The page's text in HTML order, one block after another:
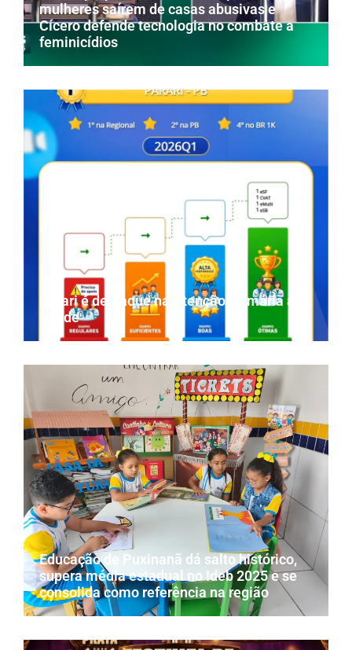
mulheres saírem de casas abusivas e
Cícero defende tecnologia no combate a
feminicídios
Parari é destaque na Atenção Primária à
Saúde
Educação de Puxinanã dá salto histórico,
supera média estadual no Ideb 2025 e se
consolida como referência na região